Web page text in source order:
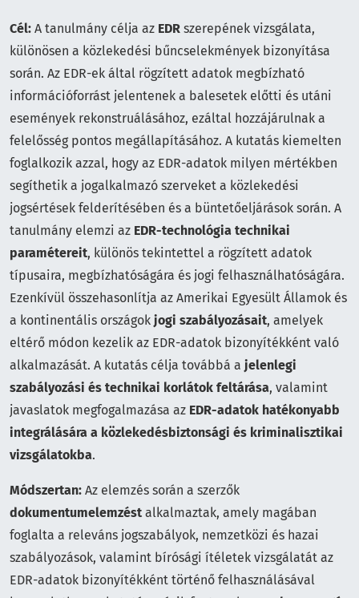
Cél: A tanulmány célja az EDR szerepének vizsgálata,
különösen a közlekedési bűncselekmények bizonyítása
során. Az EDR-ek által rögzített adatok megbízható
információforrást jelentenek a balesetek előtti és utáni
események rekonstruálásához, ezáltal hozzájárulnak a
felelősség pontos megállapításához. A kutatás kiemelten
foglalkozik azzal, hogy az EDR-adatok milyen mértékben
segíthetik a jogalkalmazó szerveket a közlekedési
jogsértések felderítésében és a büntetőeljárások során. A
tanulmány elemzi az EDR-technológia technikai
paramétereit, különös tekintettel a rögzített adatok
típusaira, megbízhatóságára és jogi felhasználhatóságára.
Ezenkívül összehasonlítja az Amerikai Egyesült Államok és
a kontinentális országok jogi szabályozásait, amelyek
eltérő módon kezelik az EDR-adatok bizonyítékként való
alkalmazását. A kutatás célja továbbá a jelenlegi
szabályozási és technikai korlátok feltárása, valamint
javaslatok megfogalmazása az EDR-adatok hatékonyabb
integrálására a közlekedésbiztonsági és kriminalisztikai
vizsgálatokba.
Módszertan: Az elemzés során a szerzők
dokumentumelemzést alkalmaztak, amely magában
foglalta a releváns jogszabályok, nemzetközi és hazai
szabályozások, valamint bírósági ítéletek vizsgálatát az
EDR-adatok bizonyítékként történő felhasználásával